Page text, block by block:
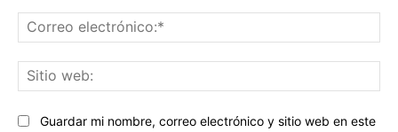
Guardar mi nombre, correo electrónico y sitio web en este